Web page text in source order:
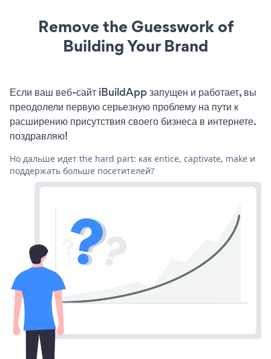
Remove the Guesswork of
Building Your Brand
Если ваш веб-сайт iBuildApp запущен и работает, вы
преодолели первую серьезную проблему на пути к
расширению присутствия своего бизнеса в интернете.
поздравляю!
Но дальше идет the hard part: как entice, captivate, make и
поддержать больше посетителей?